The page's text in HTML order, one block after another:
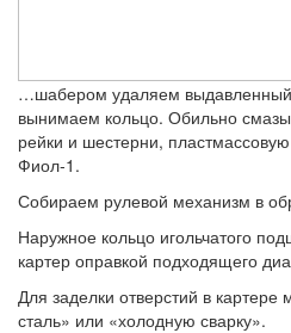
…шабером удаляем выдавленный
вынимаем кольцо. Обильно
рейки и шестерни, пластмассовую
Фиол‑1.
Собираем рулевой механизм в
Наружное кольцо игольчатого
картер оправкой подходящего
Для заделки отверстий в
сталь» или «холодную сварку».